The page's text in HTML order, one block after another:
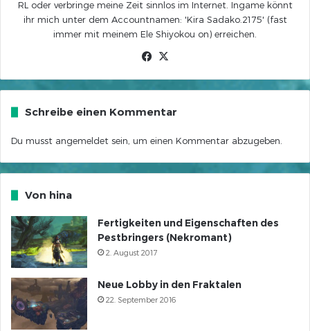
RL oder verbringe meine Zeit sinnlos im Internet. Ingame könnt
ihr mich unter dem Accountnamen: 'Kira Sadako.2175' (fast
immer mit meinem Ele Shiyokou on) erreichen.
Facebook
Schreibe einen Kommentar
Du musst angemeldet sein, um einen Kommentar abzugeben.
Von hina
Fertigkeiten und Eigenschaften des
Pestbringers (Nekromant)
2. August 2017
Neue Lobby in den Fraktalen
22. September 2016